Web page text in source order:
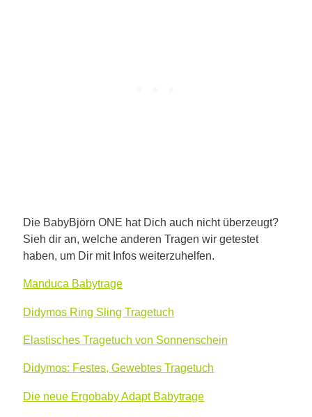
Die BabyBjörn ONE hat Dich auch nicht überzeugt?
Sieh dir an, welche anderen Tragen wir getestet
haben, um Dir mit Infos weiterzuhelfen.
Manduca Babytrage
Didymos Ring Sling Tragetuch
Elastisches Tragetuch von Sonnenschein
Didymos: Festes, Gewebtes Tragetuch
Die neue Ergobaby Adapt Babytrage